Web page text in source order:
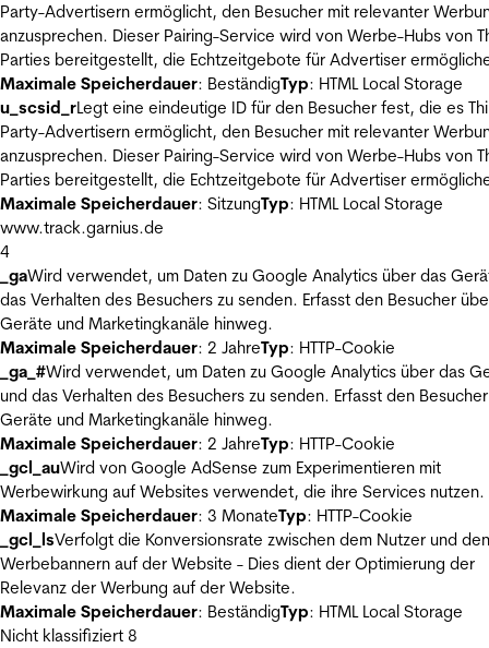
Party-Advertisern ermöglicht, den Besucher mit relevanter
anzusprechen. Dieser Pairing-Service wird von Werbe-Hubs von
Parties bereitgestellt, die Echtzeitgebote für Advertiser
Maximale Speicherdauer: BeständigTyp: HTML Local Storage
u_scsid_rLegt eine eindeutige ID für den Besucher fest, die es
Party-Advertisern ermöglicht, den Besucher mit relevanter
anzusprechen. Dieser Pairing-Service wird von Werbe-Hubs von
Parties bereitgestellt, die Echtzeitgebote für Advertiser
Maximale Speicherdauer: SitzungTyp: HTML Local Storage
www.track.garnius.de
4
_gaWird verwendet, um Daten zu Google Analytics über das
das Verhalten des Besuchers zu senden. Erfasst den Besucher
Geräte und Marketingkanäle hinweg.
Maximale Speicherdauer: 2 JahreTyp: HTTP-Cookie
_ga_#Wird verwendet, um Daten zu Google Analytics über das
und das Verhalten des Besuchers zu senden. Erfasst den
Geräte und Marketingkanäle hinweg.
Maximale Speicherdauer: 2 JahreTyp: HTTP-Cookie
_gcl_auWird von Google AdSense zum Experimentieren mit
Werbewirkung auf Websites verwendet, die ihre Services nutzen.
Maximale Speicherdauer: 3 MonateTyp: HTTP-Cookie
_gcl_lsVerfolgt die Konversionsrate zwischen dem Nutzer und den
Werbebannern auf der Website - Dies dient der Optimierung der
Relevanz der Werbung auf der Website.
Maximale Speicherdauer: BeständigTyp: HTML Local Storage
Nicht klassifiziert 8